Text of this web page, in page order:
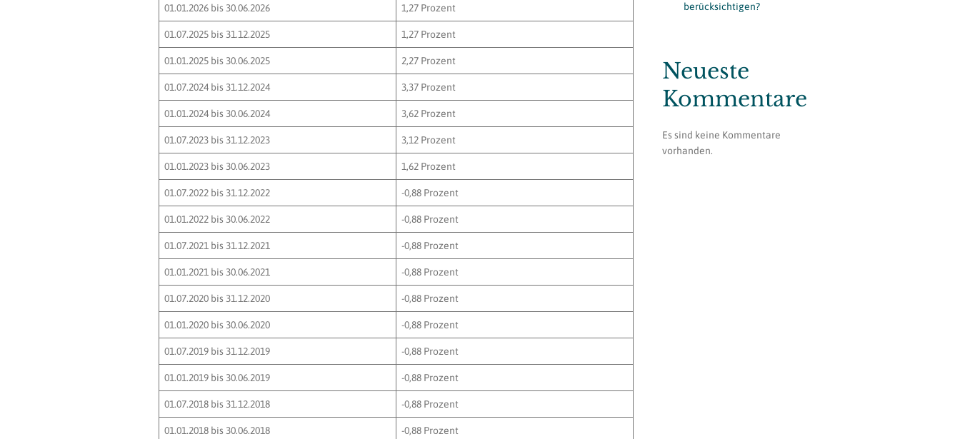
01.01.2026 bis 30.06.2026 1,27 Prozent
01.07.2025 bis 31.12.2025 1,27 Prozent
01.01.2025 bis 30.06.2025 2,27 Prozent
01.07.2024 bis 31.12.2024 3,37 Prozent
01.01.2024 bis 30.06.2024 3,62 Prozent
01.07.2023 bis 31.12.2023 3,12 Prozent
01.01.2023 bis 30.06.2023 1,62 Prozent
01.07.2022 bis 31.12.2022 -0,88 Prozent
01.01.2022 bis 30.06.2022 -0,88 Prozent
01.07.2021 bis 31.12.2021 -0,88 Prozent
01.01.2021 bis 30.06.2021 -0,88 Prozent
01.07.2020 bis 31.12.2020 -0,88 Prozent
01.01.2020 bis 30.06.2020 -0,88 Prozent
01.07.2019 bis 31.12.2019 -0,88 Prozent
01.01.2019 bis 30.06.2019 -0,88 Prozent
01.07.2018 bis 31.12.2018 -0,88 Prozent
01.01.2018 bis 30.06.2018 -0,88 Prozent
berücksichtigen?
Neueste
Kommentare
Es sind keine Kommentare
vorhanden.